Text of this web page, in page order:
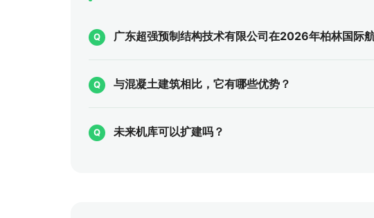
广东超强预制结构技术有限公司在2026年柏林国际
与混凝土建筑相比，它有哪些优势？
未来机库可以扩建吗？